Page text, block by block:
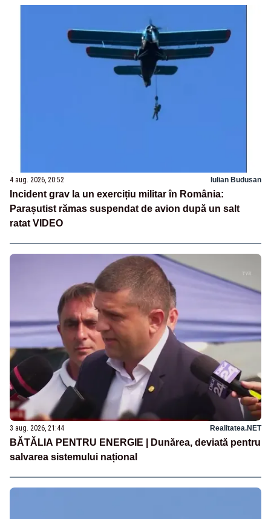
4 aug. 2026, 20:52 Iulian Budusan
Incident grav la un exercițiu militar în România:
Parașutist rămas suspendat de avion după un salt
ratat VIDEO
3 aug. 2026, 21:44 Realitatea.NET
BĂTĂLIA PENTRU ENERGIE | Dunărea, deviată pentru
salvarea sistemului național